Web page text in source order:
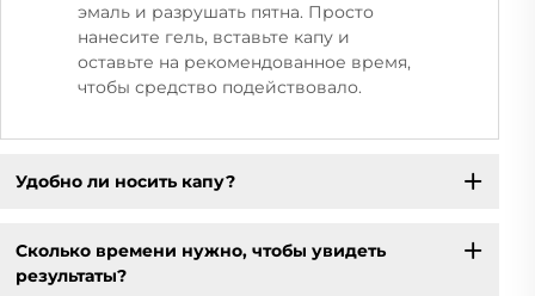
эмаль и разрушать пятна. Просто
нанесите гель, вставьте капу и
оставьте на рекомендованное время,
чтобы средство подействовало.
Удобно ли носить капу?
Сколько времени нужно, чтобы увидеть
результаты?